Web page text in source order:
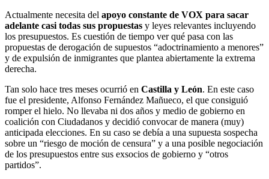
Actualmente necesita del apoyo constante de VOX para sacar
adelante casi todas sus propuestas y leyes relevantes incluyendo
los presupuestos. Es cuestión de tiempo ver qué pasa con las
propuestas de derogación de supuestos “adoctrinamiento a menores”
y de expulsión de inmigrantes que plantea abiertamente la extrema
derecha.
Tan solo hace tres meses ocurrió en Castilla y León. En este caso
fue el presidente, Alfonso Fernández Mañueco, el que consiguió
romper el hielo. No llevaba ni dos años y medio de gobierno en
coalición con Ciudadanos y decidió convocar de manera (muy)
anticipada elecciones. En su caso se debía a una supuesta sospecha
sobre un “riesgo de moción de censura” y a una posible negociación
de los presupuestos entre sus exsocios de gobierno y “otros
partidos”.